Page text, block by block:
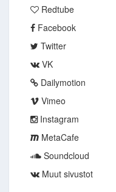
Redtube
Facebook
Twitter
VK
Dailymotion
Vimeo
Instagram
MetaCafe
Soundcloud
Muut sivustot